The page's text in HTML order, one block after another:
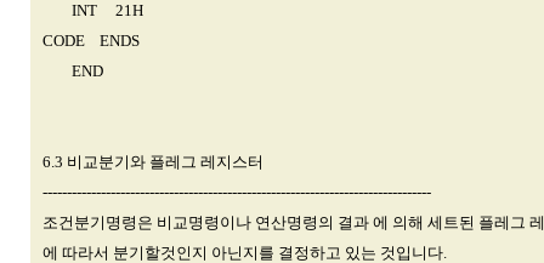
INT 21H
CODE ENDS
END
6.3 비교분기와 플레그 레지스터
--------------------------------------------------------------------------------
조건분기명령은 비교명령이나 연산명령의 결과 에 의해 세트된 플레그
에 따라서 분기할것인지 아닌지를 결정하고 있는 것입니다.